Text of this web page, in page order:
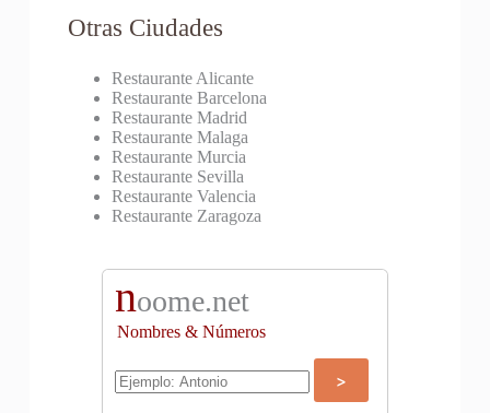
Otras Ciudades
Restaurante Alicante
Restaurante Barcelona
Restaurante Madrid
Restaurante Malaga
Restaurante Murcia
Restaurante Sevilla
Restaurante Valencia
Restaurante Zaragoza
noome.net
Nombres & Números